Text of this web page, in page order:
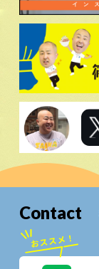
Contact